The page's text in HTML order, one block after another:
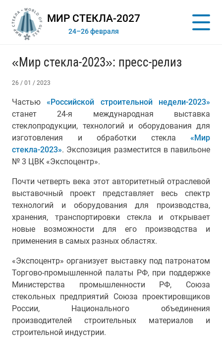
МИР СТЕКЛА-2027
24–26 февраля
«Мир стекла-2023»: пресс-релиз
26 / 01 / 2023
Частью «Российской строительной недели-2023»
станет 24-я международная выставка
стеклопродукции, технологий и оборудования для
изготовления и обработки стекла «Мир
стекла-2023». Экспозиция разместится в павильоне
№ 3 ЦВК «Экспоцентр».
Почти четверть века этот авторитетный отраслевой
выставочный проект представляет весь спектр
технологий и оборудования для производства,
хранения, транспортировки стекла и открывает
новые возможности для его производства и
применения в самых разных областях.
«Экспоцентр» организует выставку под патронатом
Торгово-промышленной палаты РФ, при поддержке
Министерства промышленности РФ, Союза
стекольных предприятий Союза проектировщиков
России, Национального объединения
производителей строительных материалов и
строительной индустрии.